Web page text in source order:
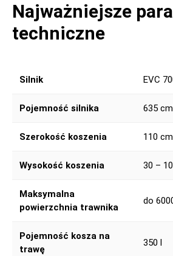
Najważniejsze
techniczne
Silnik EVC
Pojemność silnika 635
Szerokość koszenia 110 cm
Wysokość koszenia 30 –
Maksymalna
powierzchnia trawnika
do
Pojemność kosza na
trawę
350 l